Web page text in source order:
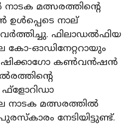
മത്സരത്തിന്റെ
നാല്
ഫിലാഡല്‍ഫിയ
ഓഡിനേറ്ററായും
ഷിക്കാഗോ കണ്‍വന്‍ഷന്‍
മത്സരത്തില്‍
നേടിയിട്ടുണ്ട്.